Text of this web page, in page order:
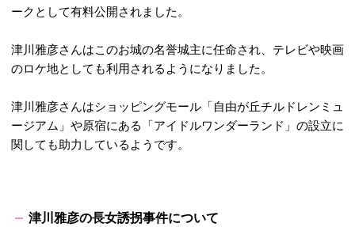
ークとして有料公開されました。
津川雅彦さんはこのお城の名誉城主に任命され、テレビや映画
のロケ地としても利用されるようになりました。
津川雅彦さんはショッピングモール「自由が丘チルドレンミュ
ージアム」や原宿にある「アイドルワンダーランド」の設立に
関しても助力しているようです。
津川雅彦の長女誘拐事件について